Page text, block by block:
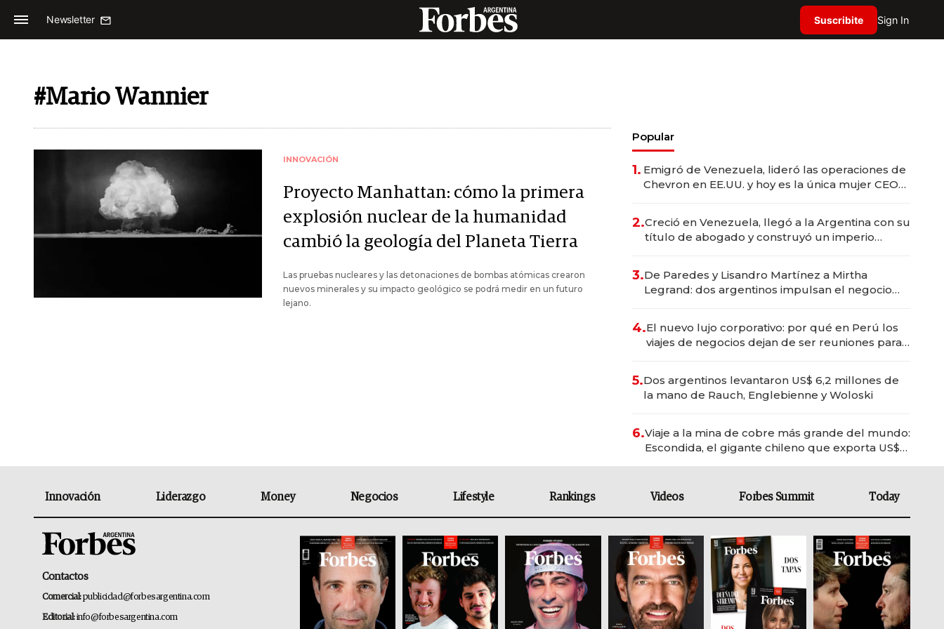
Newsletter Suscribite Sign In
#Mario Wannier
INNOVACIÓN
Proyecto Manhattan: cómo la primera
explosión nuclear de la humanidad
cambió la geología del Planeta Tierra
Las pruebas nucleares y las detonaciones de bombas atómicas crearon
nuevos minerales y su impacto geológico se podrá medir en un futuro
lejano.
Popular
1. Emigró de Venezuela, lideró las operaciones de
Chevron en EE.UU. y hoy es la única mujer CEO
2.Creció en Venezuela, llegó a la Argentina con su
título de abogado y construyó un imperio
3.De Paredes y Lisandro Martínez a Mirtha
Legrand: dos argentinos impulsan el negocio
4.El nuevo lujo corporativo: por qué en Perú los
viajes de negocios dejan de ser reuniones para
5.Dos argentinos levantaron US$ 6,2 millones de
la mano de Rauch, Englebienne y Woloski
6.Viaje a la mina de cobre más grande del mundo:
Escondida, el gigante chileno que exporta US$
Innovación Liderazgo Money Negocios Lifestyle Rankings Videos Forbes Summit Today
Contactos
Comercial:publicidad@forbesargentina.com
Editorial:info@forbesargentina.com